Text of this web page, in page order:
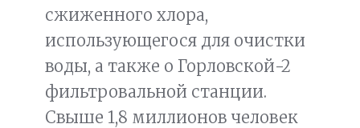
сжиженного хлора,
использующегося для очистки
воды, а также о Горловской-2
фильтровальной станции.
Свыше 1,8 миллионов человек